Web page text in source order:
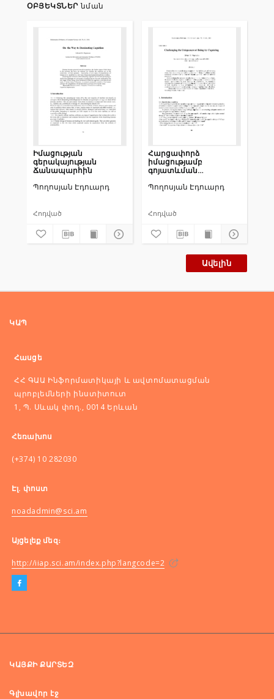
ՕԲՅԵԿՏՆԵՐ նման
Իմացության
գերակայության
Ճանապարհին
Պողոսյան Էդուարդ
Հոդված
Հարցափորձ
իմացությամբ
գոյատևման
Պողոսյան Էդուարդ
Հոդված
Ավելին
ԿԱՊ
Հասցե
ՀՀ ԳԱԱ Ինֆորմատիկայի և ավտոմատացման
պրոբլեմների ինստիտուտ
1, Պ. Սևակ փող., 0014 Երևան
Հեռախոս
(+374) 10 282030
Էլ. փոստ
noadadmin@sci.am
Այցելեք մեզ։
http://iiap.sci.am/index.php?langcode=2
ԿԱՅՔԻ ՔԱՐՏԵԶ
Գլխավոր էջ